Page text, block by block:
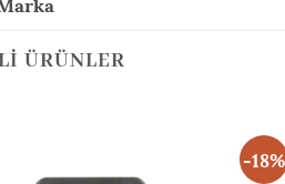
ÜRÜNLER
-18%